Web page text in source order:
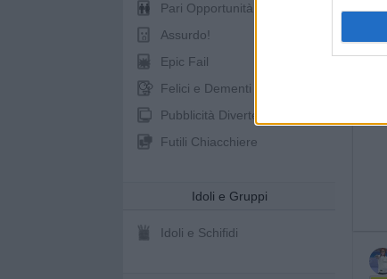
Pari Opportunità
Assurdo!
Epic Fail
Felici e Dementi
Pubblicità Divertenti
Futili Chiacchiere
Idoli e Gruppi
Idoli e Schifidi